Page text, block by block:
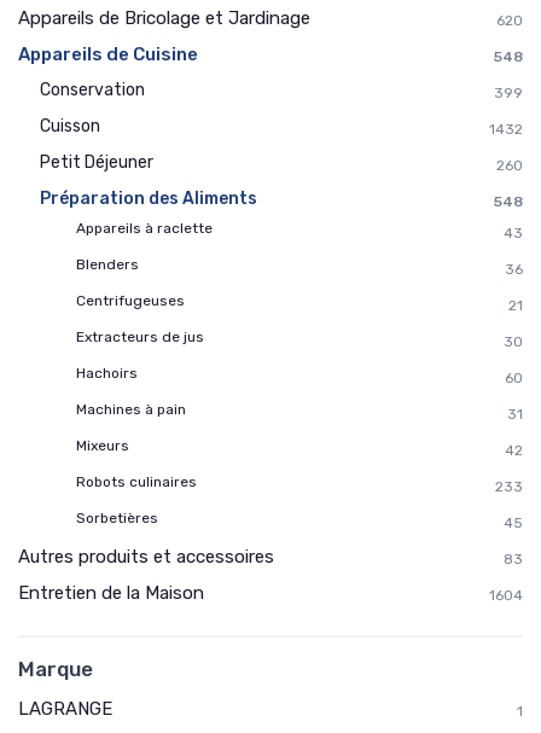
Appareils de Bricolage et Jardinage 620
Appareils de Cuisine 548
Conservation 399
Cuisson 1432
Petit Déjeuner 260
Préparation des Aliments
548
Appareils à raclette
43
Blenders
36
Centrifugeuses
21
Extracteurs de jus
30
Hachoirs
60
Machines à pain
31
Mixeurs
42
Robots culinaires
233
Sorbetières
45
Autres produits et accessoires 83
Entretien de la Maison 1604
Marque
LAGRANGE 1